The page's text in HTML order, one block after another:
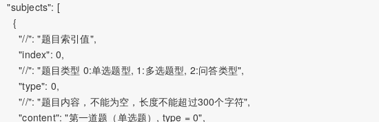
"subjects": [
{
"//": "题目索引值",
"index": 0,
"//": "题目类型 0:单选题型, 1:多选题型, 2:问答类型",
"type": 0,
"//": "题目内容，不能为空，长度不能超过300个字符",
"content": "第一道题（单选题）, type = 0",